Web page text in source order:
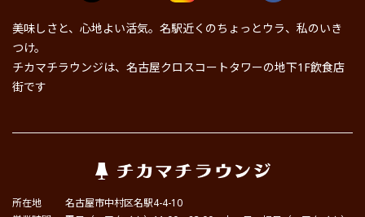
美味しさと、心地よい活気。名駅近くのちょっとウラ、私のいき
つけ。
チカマチラウンジは、名古屋クロスコートタワーの地下1F飲食店
街です
所在地
名古屋市中村区名駅4-4-10